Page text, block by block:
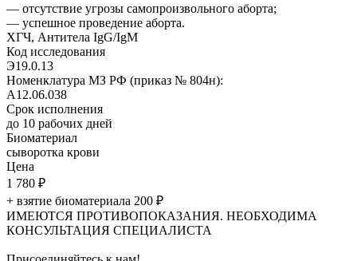
— отсутствие угрозы самопроизвольного аборта;
— успешное проведение аборта.
ХГЧ, Антитела IgG/IgM
Код исследования
Э19.0.13
Номенклатура МЗ РФ (приказ № 804н):
A12.06.038
Срок исполнения
до 10 рабочих дней
Биоматериал
сыворотка крови
Цена
1 780 ₽
+ взятие биоматериала 200 ₽
ИМЕЮТСЯ ПРОТИВОПОКАЗАНИЯ. НЕОБХОДИМА
КОНСУЛЬТАЦИЯ СПЕЦИАЛИСТА